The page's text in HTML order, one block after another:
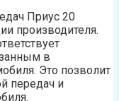
Приус 20
производителя.
в
Это позволит
передач и